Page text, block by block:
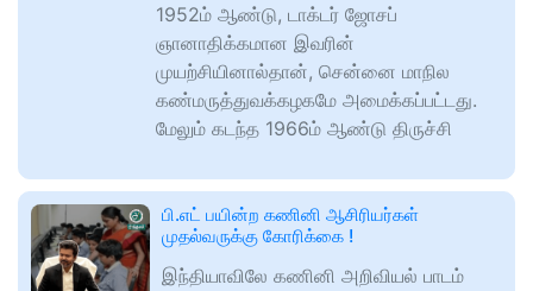
1952ம் ஆண்டு, டாக்டர் ஜோசப்
ஞானாதிக்கமான இவரின்
முயற்சியினால்தான், சென்னை மாநில
கண்மருத்துவக்கழகமே அமைக்கப்பட்டது.
மேலும் கடந்த 1966ம் ஆண்டு திருச்சி
பி.எட் பயின்ற கணினி ஆசிரியர்கள்
முதல்வருக்கு கோரிக்கை !
இந்தியாவிலே கணினி அறிவியல் பாடம்